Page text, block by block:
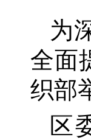
为
全面
织部
区